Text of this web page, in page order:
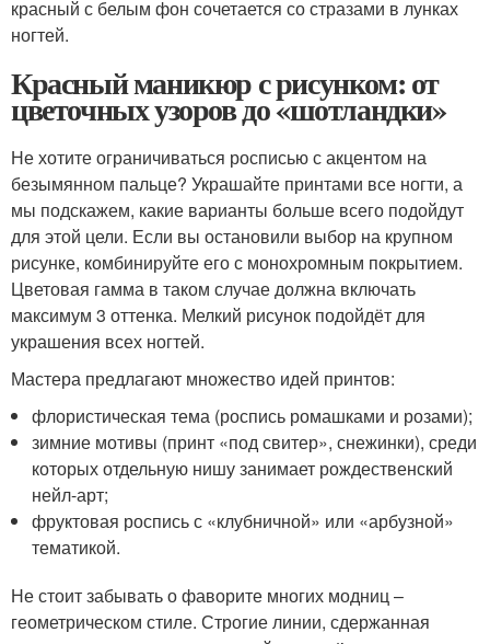
красный с белым фон сочетается со стразами в лунках
ногтей.
Красный маникюр с рисунком: от
цветочных узоров до «шотландки»
Не хотите ограничиваться росписью с акцентом на
безымянном пальце? Украшайте принтами все ногти, а
мы подскажем, какие варианты больше всего подойдут
для этой цели. Если вы остановили выбор на крупном
рисунке, комбинируйте его с монохромным покрытием.
Цветовая гамма в таком случае должна включать
максимум 3 оттенка. Мелкий рисунок подойдёт для
украшения всех ногтей.
Мастера предлагают множество идей принтов:
флористическая тема (роспись ромашками и розами);
зимние мотивы (принт «под свитер», снежинки), среди
которых отдельную нишу занимает рождественский
нейл-арт;
фруктовая роспись с «клубничной» или «арбузной»
тематикой.
Не стоит забывать о фаворите многих модниц –
геометрическом стиле. Строгие линии, сдержанная